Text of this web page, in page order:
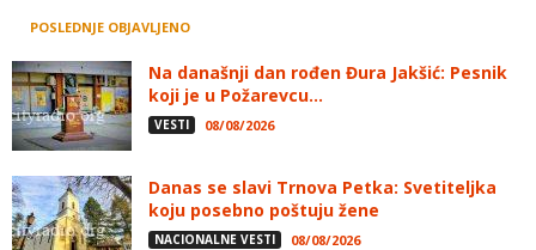
POSLEDNJE OBJAVLJENO
Na današnji dan rođen Đura Jakšić: Pesnik
koji je u Požarevcu...
VESTI 08/08/2026
Danas se slavi Trnova Petka: Svetiteljka
koju posebno poštuju žene
NACIONALNE VESTI 08/08/2026